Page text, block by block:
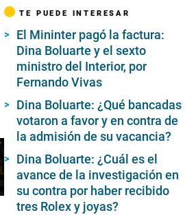
TE PUEDE INTERESAR
El Mininter pagó la factura:
Dina Boluarte y el sexto
ministro del Interior, por
Fernando Vivas
Dina Boluarte: ¿Qué bancadas
votaron a favor y en contra de
la admisión de su vacancia?
Dina Boluarte: ¿Cuál es el
avance de la investigación en
su contra por haber recibido
tres Rolex y joyas?